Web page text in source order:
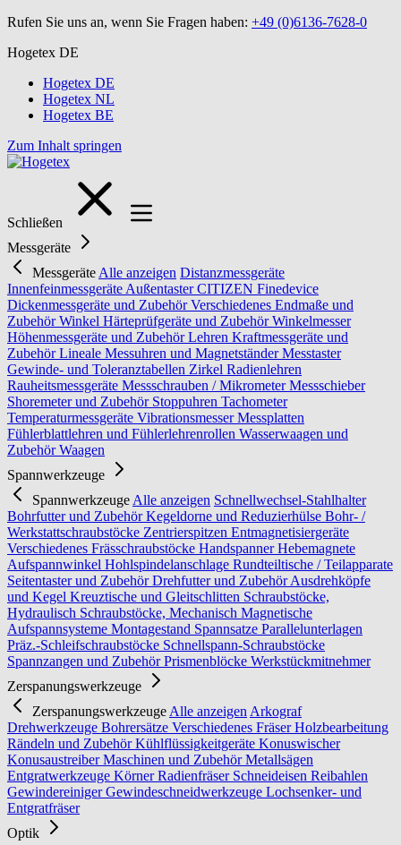
Rufen Sie uns an, wenn Sie Fragen haben: +49 (0)6136-7628-0
Hogetex DE
Hogetex DE
Hogetex NL
Hogetex BE
Zum Inhalt springen
Schließen
Messgeräte
Messgeräte Alle anzeigen Distanzmessgeräte
Innenfeinmessgeräte AußentasterCITIZEN Finedevice
Dickenmessgeräte und ZubehörVerschiedenes Endmaße und
ZubehörWinkel Härteprüfgeräte und ZubehörWinkelmesser
Höhenmessgeräte und ZubehörLehren Kraftmessgeräte und
ZubehörLineale Messuhren und MagnetständerMesstaster
Gewinde- und Toleranztabellen Zirkel Radienlehren
Rauheitsmessgeräte Messschrauben / MikrometerMessschieber
Shoremeter und Zubehör Stoppuhren Tachometer
Temperaturmessgeräte VibrationsmesserMessplatten
Fühlerblattlehren und Fühlerlehrenrollen Wasserwaagen und
ZubehörWaagen
Spannwerkzeuge
Spannwerkzeuge Alle anzeigen Schnellwechsel-Stahlhalter
Bohrfutter und ZubehörKegeldorne und Reduzierhülse Bohr- /
Werkstattschraubstöcke Zentrierspitzen Entmagnetisiergeräte
Verschiedenes Frässchraubstöcke HandspannerHebemagnete
Aufspannwinkel Hohlspindelanschlage Rundteiltische / Teilapparate
Seitentaster und ZubehörDrehfutter und ZubehörAusdrehköpfe
und Kegel Kreuztische und Gleitschlitten Schraubstöcke,
Hydraulisch Schraubstöcke, Mechanisch Magnetische
Aufspannsysteme Montagestand Spannsatze Parallelunterlagen
Präz.-Schleifschraubstöcke Schnellspann-Schraubstöcke
Spannzangen und ZubehörPrismenblöcke Werkstückmitnehmer
Zerspanungswerkzeuge
Zerspanungswerkzeuge Alle anzeigen Arkograf
Drehwerkzeuge Bohrersätze Verschiedenes FräserHolzbearbeitung
Rändeln und ZubehörKühlflüssigkeitgeräte Konuswischer
KonusaustreiberMaschinen und ZubehörMetallsägen
Entgratwerkzeuge KörnerRadienfräser Schneideisen Reibahlen
GewindereinigerGewindeschneidwerkzeuge Lochsenker- und
Entgratfräser
Optik